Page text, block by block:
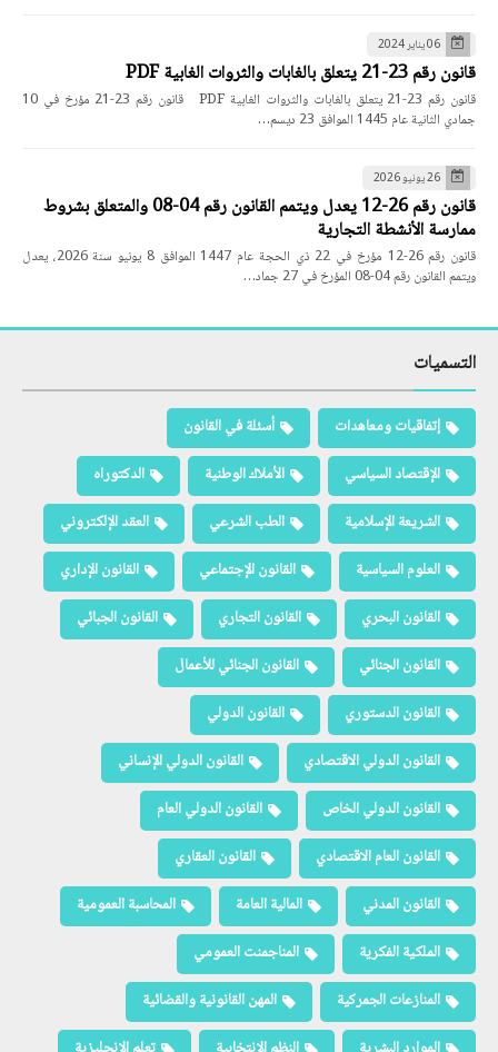
06 يناير 2024
قانون رقم 23-21 يتعلق بالغابات والثروات الغابية PDF
قانون رقم 23-21 يتعلق بالغابات والثروات الغابية PDF قانون رقم 23-21 مؤرخ في 10
جمادي الثانية عام 1445 الموافق 23 ديسم…
26 يونيو 2026
قانون رقم 26-12 يعدل ويتمم القانون رقم 04-08 والمتعلق بشروط
ممارسة الأنشطة التجارية
قانون رقم 26-12 مؤرخ في 22 ذي الحجة عام 1447 الموافق 8 يونيو سنة 2026، يعدل
ويتمم القانون رقم 04-08 المؤرخ في 27 جماد…
التسميات
إتفاقيات ومعاهدات
أسئلة في القانون
الإقتصاد السياسي
الأملاك الوطنية
الدكتوراه
الشريعة الإسلامية
الطب الشرعي
العقد الإلكتروني
العلوم السياسية
القانون الإجتماعي
القانون الإداري
القانون البحري
القانون التجاري
القانون الجبائي
القانون الجنائي
القانون الجنائي للأعمال
القانون الدستوري
القانون الدولي
القانون الدولي الاقتصادي
القانون الدولي الإنساني
القانون الدولي الخاص
القانون الدولي العام
القانون العام الاقتصادي
القانون العقاري
القانون المدني
المالية العامة
المحاسبة العمومية
الملكية الفكرية
المناجمنت العمومي
المنازعات الجمركية
المهن القانونية والقضائية